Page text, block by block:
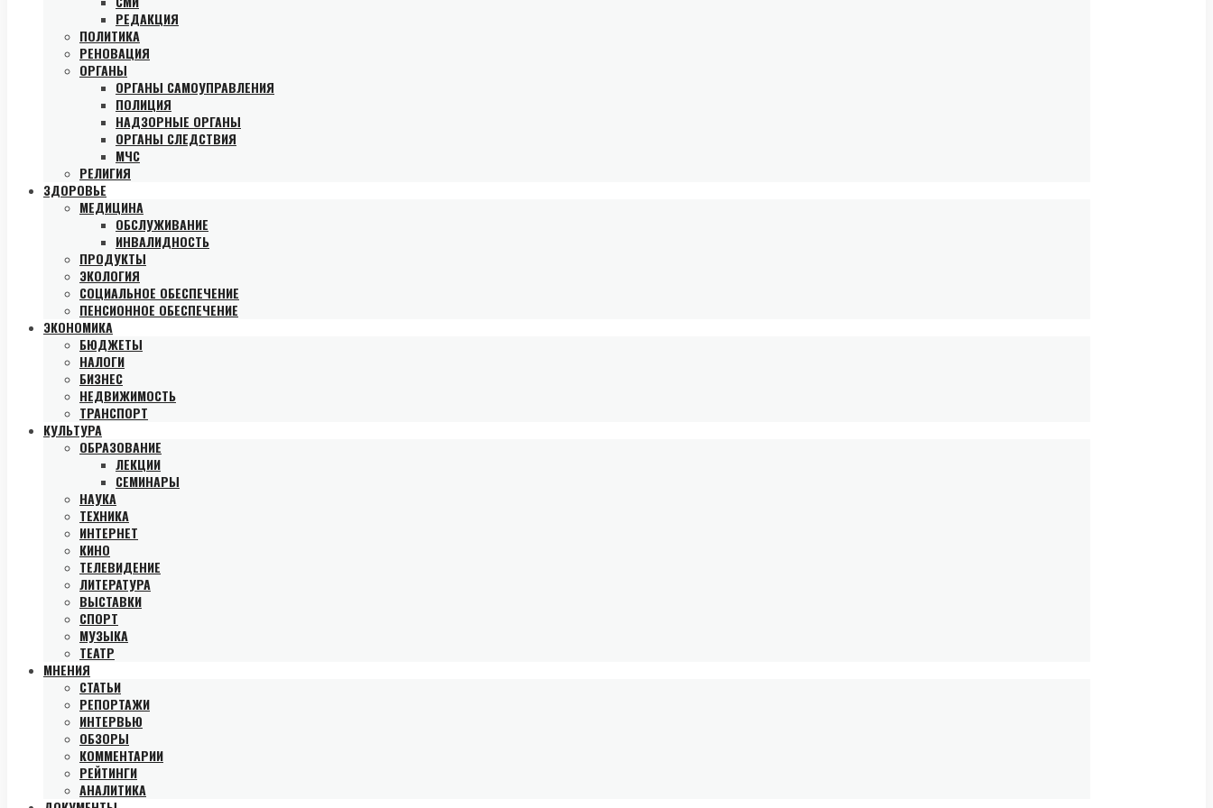
РЕДАКЦИЯ
ПОЛИТИКА
РЕНОВАЦИЯ
ОРГАНЫ
ОРГАНЫ САМОУПРАВЛЕНИЯ
ПОЛИЦИЯ
НАДЗОРНЫЕ ОРГАНЫ
ОРГАНЫ СЛЕДСТВИЯ
МЧС
РЕЛИГИЯ
ЗДОРОВЬЕ
МЕДИЦИНА
ОБСЛУЖИВАНИЕ
ИНВАЛИДНОСТЬ
ПРОДУКТЫ
ЭКОЛОГИЯ
СОЦИАЛЬНОЕ ОБЕСПЕЧЕНИЕ
ПЕНСИОННОЕ ОБЕСПЕЧЕНИЕ
ЭКОНОМИКА
БЮДЖЕТЫ
НАЛОГИ
БИЗНЕС
НЕДВИЖИМОСТЬ
ТРАНСПОРТ
КУЛЬТУРА
ОБРАЗОВАНИЕ
ЛЕКЦИИ
СЕМИНАРЫ
НАУКА
ТЕХНИКА
ИНТЕРНЕТ
КИНО
ТЕЛЕВИДЕНИЕ
ЛИТЕРАТУРА
ВЫСТАВКИ
СПОРТ
МУЗЫКА
ТЕАТР
МНЕНИЯ
СТАТЬИ
РЕПОРТАЖИ
ИНТЕРВЬЮ
ОБЗОРЫ
КОММЕНТАРИИ
РЕЙТИНГИ
АНАЛИТИКА